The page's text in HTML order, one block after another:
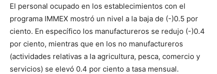
El personal ocupado en los establecimientos con el
programa IMMEX mostró un nivel a la baja de (-)0.5 por
ciento. En específico los manufactureros se redujo (-)0.4
por ciento, mientras que en los no manufactureros
(actividades relativas a la agricultura, pesca, comercio y
servicios) se elevó 0.4 por ciento a tasa mensual.